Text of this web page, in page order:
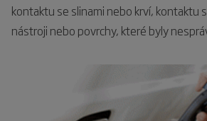
kontaktu se slinami nebo krví, kontaktu
nástroji nebo povrchy, které byly